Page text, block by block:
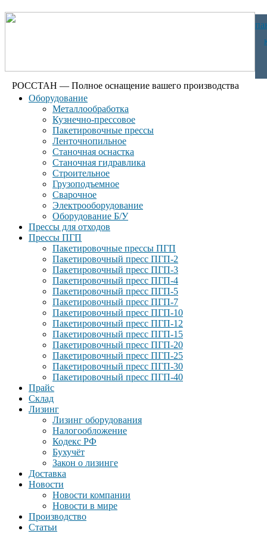
РОССТАН — Полное оснащение вашего производства
Оборудование
Металлообработка
Кузнечно-прессовое
Пакетировочные прессы
Ленточнопильное
Станочная оснастка
Станочная гидравлика
Строительное
Грузоподъемное
Сварочное
Электрооборудование
Оборудование Б/У
Прессы для отходов
Прессы ПГП
Пакетировочные прессы ПГП
Пакетировочный пресс ПГП-2
Пакетировочный пресс ПГП-3
Пакетировочный пресс ПГП-4
Пакетировочный пресс ПГП-5
Пакетировочный пресс ПГП-7
Пакетировочный пресс ПГП-10
Пакетировочный пресс ПГП-12
Пакетировочный пресс ПГП-15
Пакетировочный пресс ПГП-20
Пакетировочный пресс ПГП-25
Пакетировочный пресс ПГП-30
Пакетировочный пресс ПГП-40
Прайс
Склад
Лизинг
Лизинг оборудования
Налогообложение
Кодекс РФ
Бухучёт
Закон о лизинге
Доставка
Новости
Новости компании
Новости в мире
Производство
Статьи